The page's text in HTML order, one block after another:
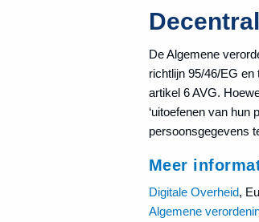
De Algemene
richtlijn 95/46/EG
artikel 6 AVG.
‘uitoefenen van hun
persoonsgegevens
Meer
Digitale Overheid,
Algemene